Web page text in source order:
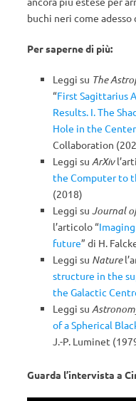
buchi neri come
Per saperne di più:
Leggi su The
“First Sagittarius
Results. I. The
Hole in the
Collaboration
Leggi su ArXiv
the Computer to
(2018)
Leggi su Journal
l’articolo “
future” di H.
Leggi su Nature
structure in the
the Galactic
Leggi su
of a Spherical
J.-P. Luminet
Guarda l’intervista a